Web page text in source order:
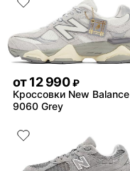
от12 990 ₽
Кроссовки New Balance
9060 Grey